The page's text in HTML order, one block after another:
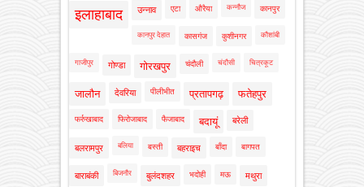
इलाहाबाद उन्नाव एटा औरैया कन्नौज कानपुर
कानपुर देहात कासगंज कुशीनगर कौशांबी
गाजीपुर गोण्डा गोरखपुर चंदौली चंदौसी चित्रकूट
जालौन देवरिया पीलीभीत प्रतापगढ़ फतेहपुर
फर्रुखाबाद फिरोजाबाद फैजाबाद बदायूं बरेली
बलरामपुर बलिया बस्ती बहराइच बाँदा बागपत
बाराबंकी बिजनौर बुलंदशहर भदोही मऊ मथुरा